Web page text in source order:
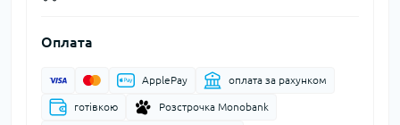
Оплата
ApplePay оплата за рахунком
готівкою Розстрочка Monobank